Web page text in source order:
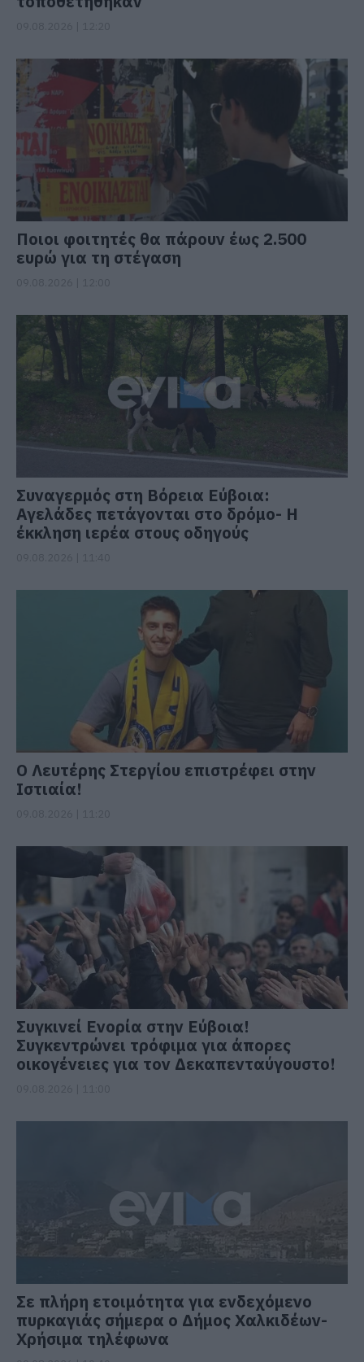
Ποιοι φοιτητές θα πάρουν έως 2.500
ευρώ για τη στέγαση
Συναγερμός στη Βόρεια Εύβοια:
Αγελάδες πετάγονται στο δρόμο- Η
έκκληση ιερέα στους οδηγούς
Ο Λευτέρης Στεργίου επιστρέφει στην
Ιστιαία!
Συγκινεί Ενορία στην Εύβοια!
Συγκεντρώνει τρόφιμα για άπορες
οικογένειες για τον Δεκαπενταύγουστο!
Σε πλήρη ετοιμότητα για ενδεχόμενο
πυρκαγιάς σήμερα ο Δήμος Χαλκιδέων-
Χρήσιμα τηλέφωνα